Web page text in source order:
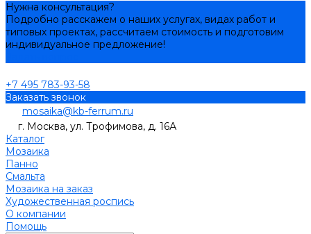
Нужна консультация?
Подробно расскажем о наших услугах, видах работ и
типовых проектах, рассчитаем стоимость и подготовим
индивидуальное предложение!
+7 495 783-93-58
Заказать звонок
mosaika@kb-ferrum.ru
г. Москва, ул. Трофимова, д. 16А
Каталог
Мозаика
Панно
Смальта
Мозаика на заказ
Художественная роспись
О компании
Помощь